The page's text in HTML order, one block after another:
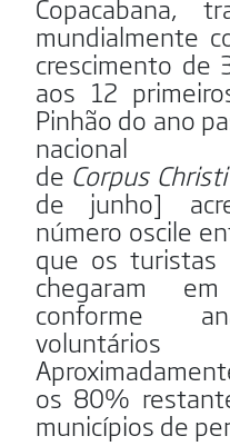
Copacabana,
mundialmente
crescimento de
aos 12
Pinhão do ano
nacional
de Corpus Christi
de junho]
número oscile
que os turistas
chegaram
conforme
os 80%
municípios de